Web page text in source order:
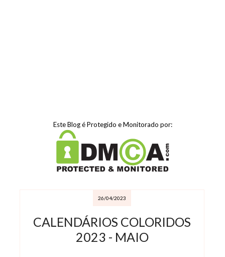
Este Blog é Protegido e Monitorado por:
26/04/2023
CALENDÁRIOS COLORIDOS
2023 - MAIO